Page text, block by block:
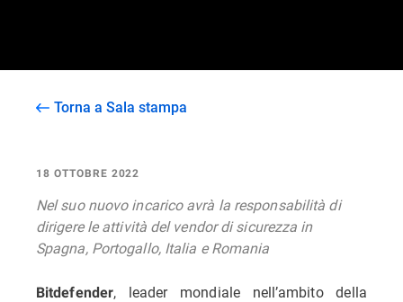
Torna a Sala stampa
18 OTTOBRE 2022
Nel suo nuovo incarico avrà la responsabilità di
dirigere le attività del vendor di sicurezza in
Spagna, Portogallo, Italia e Romania
Bitdefender, leader mondiale nell’ambito della